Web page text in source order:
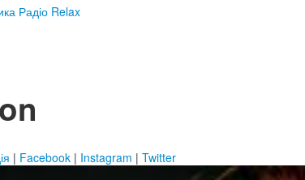
Радіо Relax
| Facebook | Instagram | Twitter